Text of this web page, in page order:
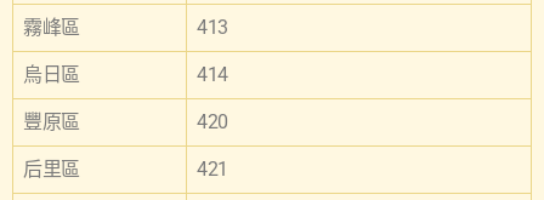
霧峰區 413
烏日區 414
豐原區 420
后里區 421